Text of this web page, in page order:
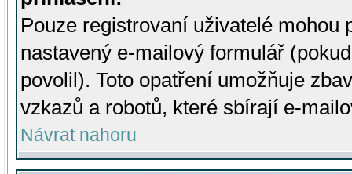
Pouze registrovaní uživatelé mohou
nastavený e-mailový formulář
povolil). Toto opatření umožňuje
vzkazů a robotů, které sbírají e-
Návrat nahoru